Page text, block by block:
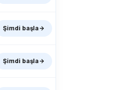
Lesoto
Madagaskar
Şimdi başla
Şimdi başla